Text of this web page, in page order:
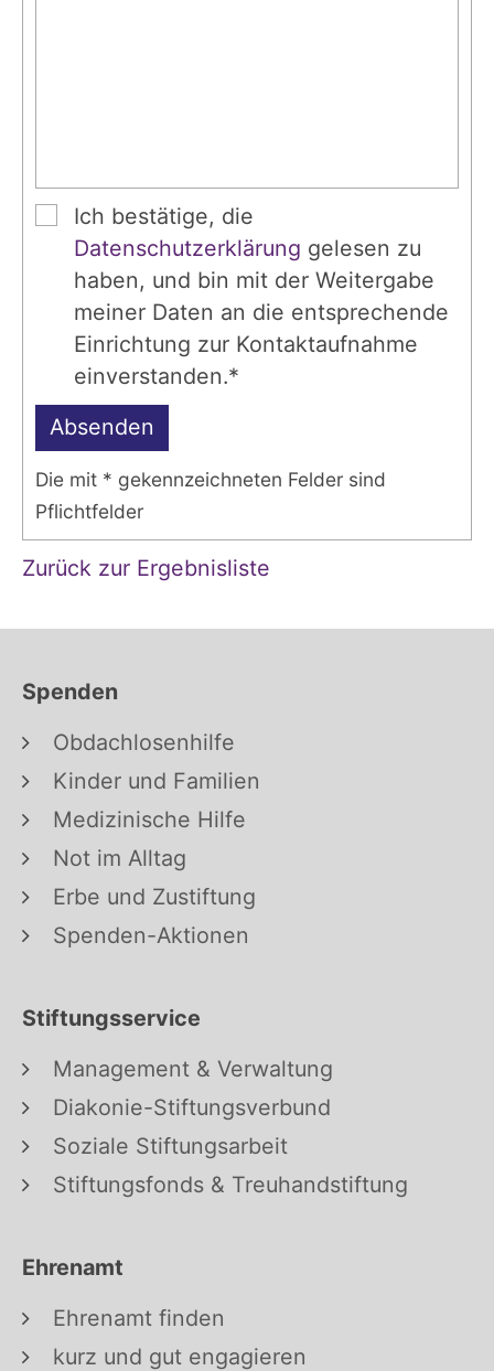
Ich bestätige, die
Datenschutzerklärung gelesen zu
haben, und bin mit der Weitergabe
meiner Daten an die entsprechende
Einrichtung zur Kontaktaufnahme
einverstanden.*
Absenden
Die mit * gekennzeichneten Felder sind
Pflichtfelder
Zurück zur Ergebnisliste
Spenden
Obdachlosenhilfe
Kinder und Familien
Medizinische Hilfe
Not im Alltag
Erbe und Zustiftung
Spenden-Aktionen
Stiftungsservice
Management & Verwaltung
Diakonie-Stiftungsverbund
Soziale Stiftungsarbeit
Stiftungsfonds & Treuhandstiftung
Ehrenamt
Ehrenamt finden
kurz und gut engagieren